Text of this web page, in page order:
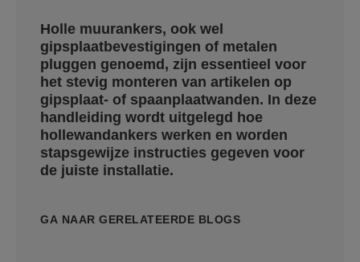
Holle muurankers, ook wel
gipsplaatbevestigingen of metalen
pluggen genoemd, zijn essentieel voor
het stevig monteren van artikelen op
gipsplaat- of spaanplaatwanden. In deze
handleiding wordt uitgelegd hoe
hollewandankers werken en worden
stapsgewijze instructies gegeven voor
de juiste installatie.
GA NAAR GERELATEERDE BLOGS